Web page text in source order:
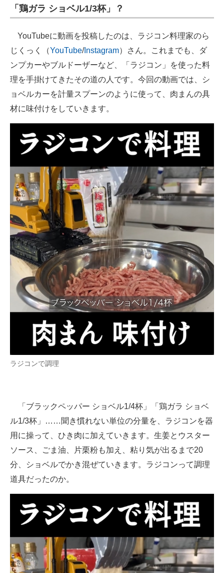
「鶏ガラ ショベル1/3杯」？
YouTubeに動画を投稿したのは、ラジコン料理家のら
じくっく（YouTube/Instagram）さん。これまでも、ダ
ンプカーやブルドーザーなど、「ラジコン」を使った料
理を手掛けてきたその道の人です。今回の動画では、シ
ョベルカーを計量スプーンのように使って、肉まんの具
材に味付けをしていきます。
ラジコンで調理
「ブラックペッパー ショベル1/4杯」「鶏ガラ ショベ
ル1/3杯」……聞き慣れない単位の分量を、ラジコンを器
用に操って、ひき肉に加えていきます。生姜とウスター
ソース、ごま油、片栗粉も加え、粘り気が出るまで20
分、ショベルでかき混ぜていきます。ラジコンって調理
道具だったのか。